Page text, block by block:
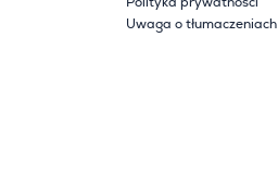
Polityka prywatności
Uwaga o tłumaczeniach